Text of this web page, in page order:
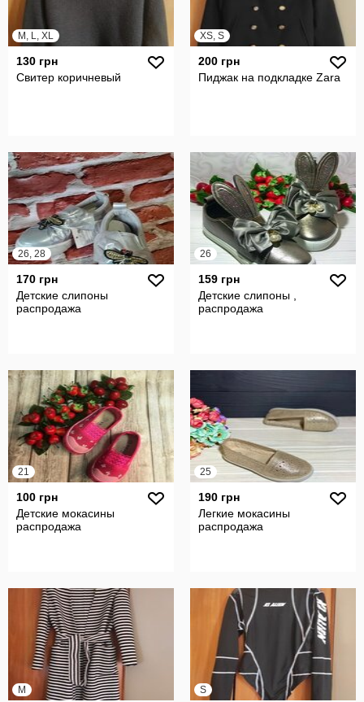
M, L, XL
130 грн
Свитер коричневый
XS, S
200 грн
Пиджак на подкладке Zara
26, 28
170 грн
Детские слипоны
распродажа
26
159 грн
Детские слипоны ,
распродажа
21
100 грн
Детские мокасины
распродажа
25
190 грн
Легкие мокасины
распродажа
M S